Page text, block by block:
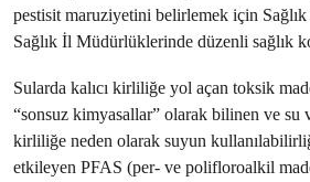
pestisit maruziyetini belirlemek için Sağlık
Sağlık İl Müdürlüklerinde düzenli sağlık
Sularda kalıcı kirliliğe yol açan toksik
“sonsuz kimyasallar” olarak bilinen ve su
kirliliğe neden olarak suyun
etkileyen PFAS (per- ve polifloroalkil